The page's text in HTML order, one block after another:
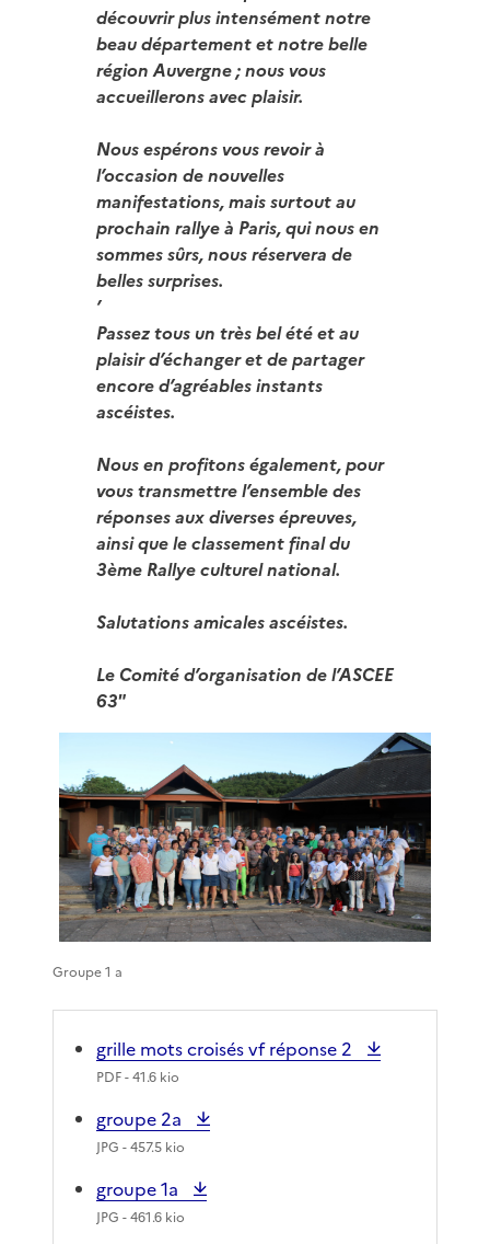
découvrir plus intensément notre
beau département et notre belle
région Auvergne ; nous vous
accueillerons avec plaisir.
Nous espérons vous revoir à
l’occasion de nouvelles
manifestations, mais surtout au
prochain rallye à Paris, qui nous en
sommes sûrs, nous réservera de
belles surprises.
’
Passez tous un très bel été et au
plaisir d’échanger et de partager
encore d’agréables instants
ascéistes.
Nous en profitons également, pour
vous transmettre l’ensemble des
réponses aux diverses épreuves,
ainsi que le classement final du
3ème Rallye culturel national.
Salutations amicales ascéistes.
Le Comité d’organisation de l’ASCEE
63"
Groupe 1 a
grille mots croisés vf réponse 2
PDF- 41.6 kio
groupe 2a
JPG - 457.5 kio
groupe 1a
JPG - 461.6 kio